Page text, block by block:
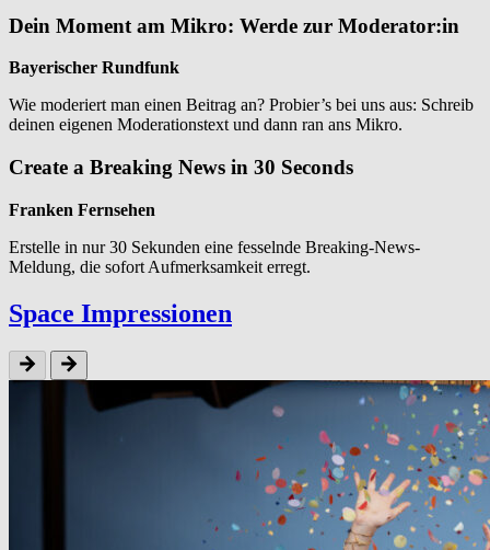
Dein Moment am Mikro: Werde zur Moderator:in
Bayerischer Rundfunk
Wie moderiert man einen Beitrag an? Probier’s bei uns aus: Schreib
deinen eigenen Moderationstext und dann ran ans Mikro.
Create a Breaking News in 30 Seconds
Franken Fernsehen
Erstelle in nur 30 Sekunden eine fesselnde Breaking-News-
Meldung, die sofort Aufmerksamkeit erregt.
Space Impres­sio­nen